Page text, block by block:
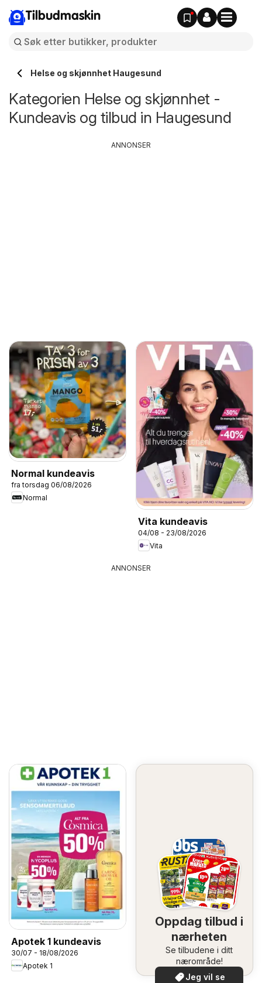
Tilbudmaskin
Helse og skjønnhet Haugesund
Kategorien Helse og skjønnhet -
Kundeavis og tilbud in Haugesund
Normal kundeavis
fra torsdag 06/08/2026
Normal
Vita kundeavis
04/08 - 23/08/2026
Vita
ANNONSER
ANNONSER
Apotek 1 kundeavis
30/07 - 18/08/2026
Apotek 1
Oppdag tilbud i
nærheten
Se tilbudene i ditt
nærområde!
Jeg vil se